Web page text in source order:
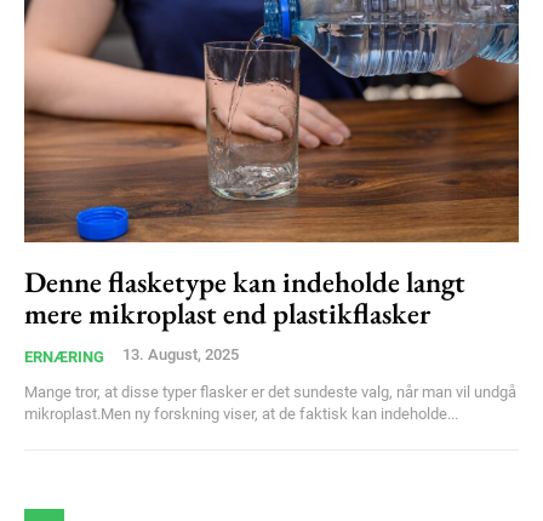
Denne flasketype kan indeholde langt
mere mikroplast end plastikflasker
ERNÆRING 13. August, 2025
Mange tror, at disse typer flasker er det sundeste valg, når man vil undgå
mikroplast.Men ny forskning viser, at de faktisk kan indeholde...